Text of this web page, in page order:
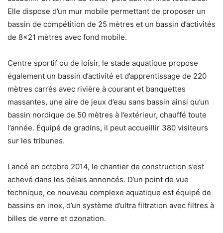
Elle dispose d’un mur mobile permettant de proposer un
bassin de compétition de 25 mètres et un bassin d’activités
de 8×21 mètres avec fond mobile.
Centre sportif ou de loisir, le stade aquatique propose
également un bassin d’activité et d’apprentissage de 220
mètres carrés avec rivière à courant et banquettes
massantes, une aire de jeux d’eau sans bassin ainsi qu’un
bassin nordique de 50 mètres à l’extérieur, chauffé toute
l’année. Équipé de gradins, il peut accueillir 380 visiteurs
sur les tribunes.
Lancé en octobre 2014, le chantier de construction s’est
achevé dans les délais annoncés. D’un point de vue
technique, ce nouveau complexe aquatique est équipé de
bassins en inox, d’un système d’ultra filtration avec filtres à
billes de verre et ozonation.